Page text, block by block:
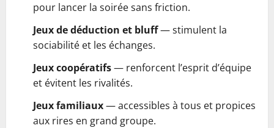
pour lancer la soirée sans friction.
Jeux de déduction et bluff— stimulent la
sociabilité et les échanges.
Jeux coopératifs— renforcent l’esprit d’équipe
et évitent les rivalités.
Jeux familiaux— accessibles à tous et propices
aux rires en grand groupe.